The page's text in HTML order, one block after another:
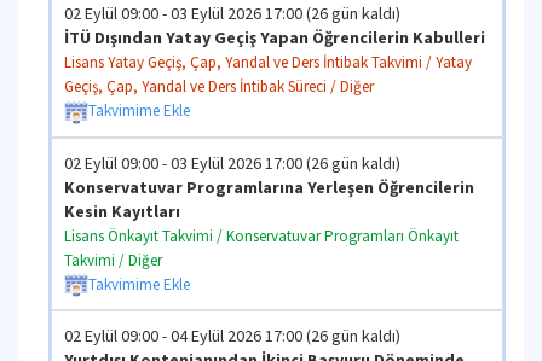
02 Eylül 09:00 - 03 Eylül 2026 17:00 (26 gün kaldı)
İTÜ Dışından Yatay Geçiş Yapan Öğrencilerin Kabulleri
Lisans Yatay Geçiş, Çap, Yandal ve Ders İntibak Takvimi / Yatay
Geçiş, Çap, Yandal ve Ders İntibak Süreci / Diğer
Takvimime Ekle
02 Eylül 09:00 - 03 Eylül 2026 17:00 (26 gün kaldı)
Konservatuvar Programlarına Yerleşen Öğrencilerin
Kesin Kayıtları
Lisans Önkayıt Takvimi / Konservatuvar Programları Önkayıt
Takvimi / Diğer
Takvimime Ekle
02 Eylül 09:00 - 04 Eylül 2026 17:00 (26 gün kaldı)